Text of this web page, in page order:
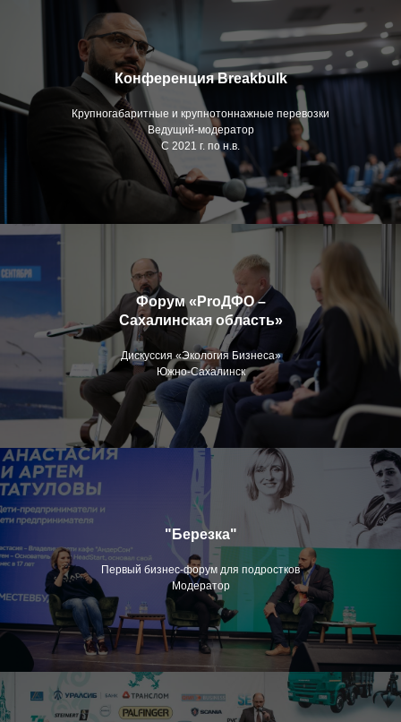
Конференция Breakbulk
Крупногабаритные и крупнотоннажные перевозки
Ведущий-модератор
С 2021 г. по н.в.
Форум «ProДФО –
Сахалинская область»
Дискуссия «Экология Бизнеса»
Южно-Сахалинск
"Березка"
Первый бизнес-форум для подростков
Модератор